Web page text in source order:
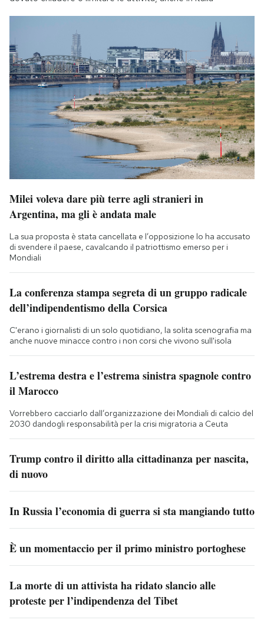
Milei voleva dare più terre agli stranieri in
Argentina, ma gli è andata male
La sua proposta è stata cancellata e l’opposizione lo ha accusato
di svendere il paese, cavalcando il patriottismo emerso per i
Mondiali
La conferenza stampa segreta di un gruppo radicale
dell’indipendentismo della Corsica
C'erano i giornalisti di un solo quotidiano, la solita scenografia ma
anche nuove minacce contro i non corsi che vivono sull'isola
L’estrema destra e l’estrema sinistra spagnole contro
il Marocco
Vorrebbero cacciarlo dall’organizzazione dei Mondiali di calcio del
2030 dandogli responsabilità per la crisi migratoria a Ceuta
Trump contro il diritto alla cittadinanza per nascita,
di nuovo
In Russia l’economia di guerra si sta mangiando tutto
È un momentaccio per il primo ministro portoghese
La morte di un attivista ha ridato slancio alle
proteste per l’indipendenza del Tibet